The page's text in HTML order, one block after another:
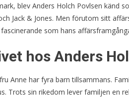
blev Anders Holch Povlsen känd
Jack & Jones. Men förutom sitt
som hans
hos Anders
Anne har fyra barn tillsammans.
Trots sin rikedom lever familjen en